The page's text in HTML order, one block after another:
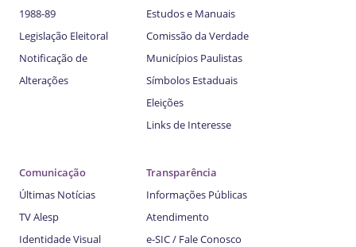
1988-89
Legislação Eleitoral
Notificação de
Alterações
Estudos e Manuais
Comissão da Verdade
Municípios Paulistas
Símbolos Estaduais
Eleições
Links de Interesse
Comunicação
Últimas Notícias
TV Alesp
Identidade Visual
Transparência
Informações Públicas
Atendimento
e-SIC / Fale Conosco